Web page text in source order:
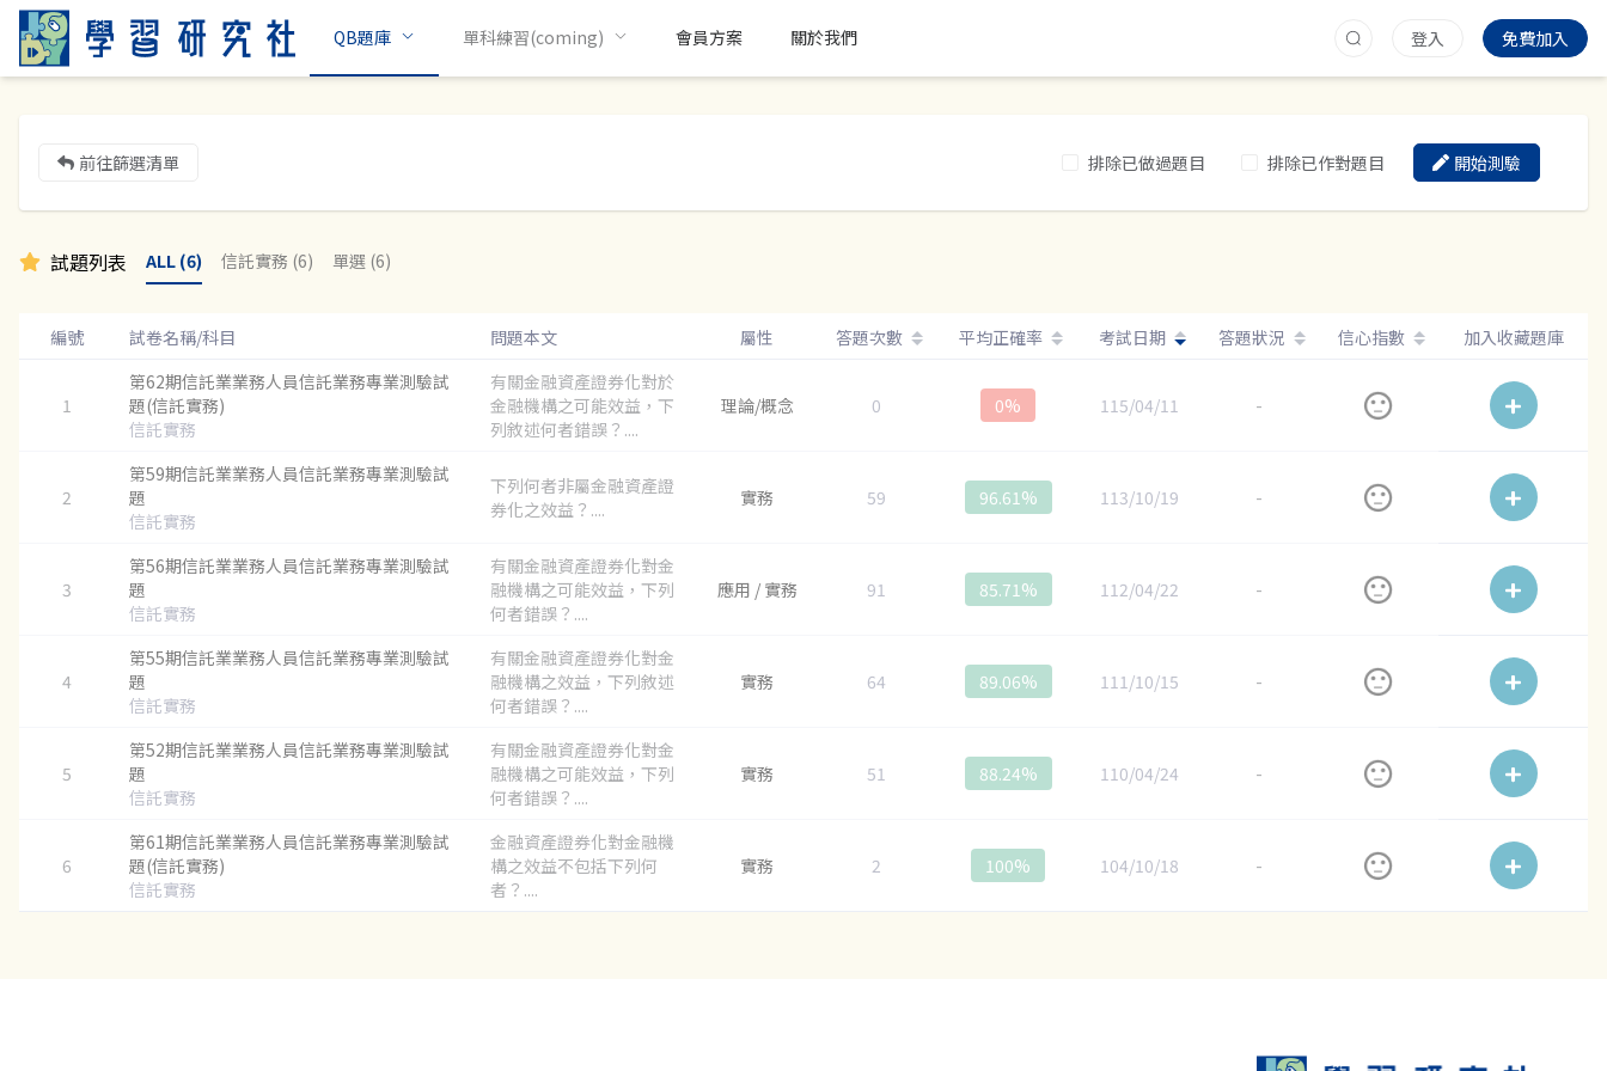
QB題庫 單科練習(coming) 會員方案 關於我們 登入 免費加入
前往篩選清單 排除已做過題目 排除已作對題目 開始測驗
試題列表 ALL (6) 信託實務 (6) 單選 (6)
編號 試卷名稱/科目 問題本文 屬性 答題次數 平均正確率 考試日期 答題狀況 信心指數 加入收藏題庫
1
第62期信託業業務人員信託業務專業測驗試
題(信託實務)
信託實務
有關金融資產證券化對於
金融機構之可能效益，下
列敘述何者錯誤？....
理論/概念 0 0% 115/04/11 -
2
第59期信託業業務人員信託業務專業測驗試
題
信託實務
下列何者非屬金融資產證
券化之效益？....
實務 59 96.61% 113/10/19 -
3
第56期信託業業務人員信託業務專業測驗試
題
信託實務
有關金融資產證券化對金
融機構之可能效益，下列
何者錯誤？....
應用 / 實務 91 85.71% 112/04/22 -
4
第55期信託業業務人員信託業務專業測驗試
題
信託實務
有關金融資產證券化對金
融機構之效益，下列敘述
何者錯誤？....
實務 64 89.06% 111/10/15 -
5
第52期信託業業務人員信託業務專業測驗試
題
信託實務
有關金融資產證券化對金
融機構之可能效益，下列
何者錯誤？....
實務 51 88.24% 110/04/24 -
6
第61期信託業業務人員信託業務專業測驗試
題(信託實務)
信託實務
金融資產證券化對金融機
構之效益不包括下列何
者？....
實務 2 100% 104/10/18 -